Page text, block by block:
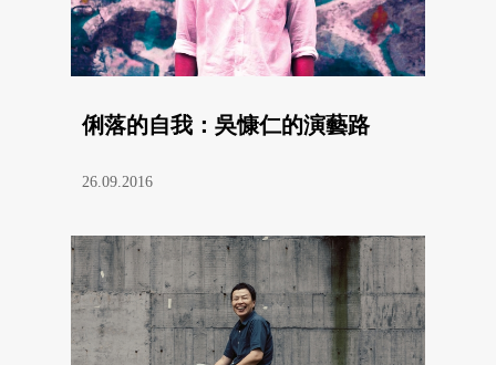
俐落的自我：吳慷仁的演藝路
26.09.2016